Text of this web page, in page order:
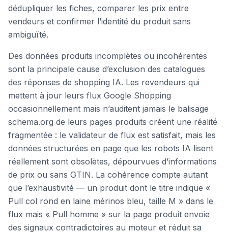
dédupliquer les fiches, comparer les prix entre
vendeurs et confirmer l’identité du produit sans
ambiguïté.
Des données produits incomplètes ou incohérentes
sont la principale cause d’exclusion des catalogues
des réponses de shopping IA. Les revendeurs qui
mettent à jour leurs flux Google Shopping
occasionnellement mais n’auditent jamais le balisage
schema.org de leurs pages produits créent une réalité
fragmentée : le validateur de flux est satisfait, mais les
données structurées en page que les robots IA lisent
réellement sont obsolètes, dépourvues d’informations
de prix ou sans GTIN. La cohérence compte autant
que l’exhaustivité — un produit dont le titre indique «
Pull col rond en laine mérinos bleu, taille M » dans le
flux mais « Pull homme » sur la page produit envoie
des signaux contradictoires au moteur et réduit sa